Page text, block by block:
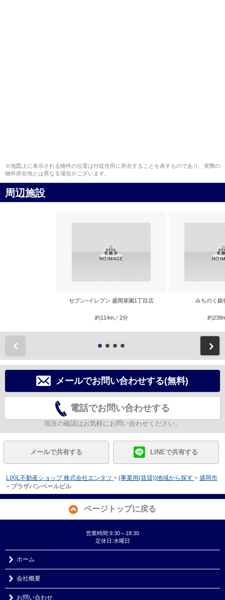
※地図上に表示される物件の位置は付近住所に所在することを表すものであり、実際の
物件所在地とは異なる場合がございます。
周辺施設
セブン−イレブン 盛岡菜園1丁目店
約114m／2分
みちのく銀
約
メールでお問い合わせする(無料)
電話でお問い合わせする
現況の確認はお気軽にお問い合わせください。
メールで共有する LINEで共有する
LIXIL不動産ショップ 株式会社エンタツ > (事業用(賃貸))地域から探す > 盛岡市
> プラザバンベールビル
ページトップに戻る
営業時間:9:30～18:30
定休日:水曜日
ホーム
会社概要
お問い合わせ